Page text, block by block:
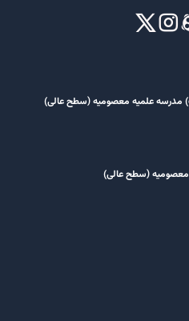
مدرسه علمیه معصومیه‌ (سطح عالی)
(سطح عالی)